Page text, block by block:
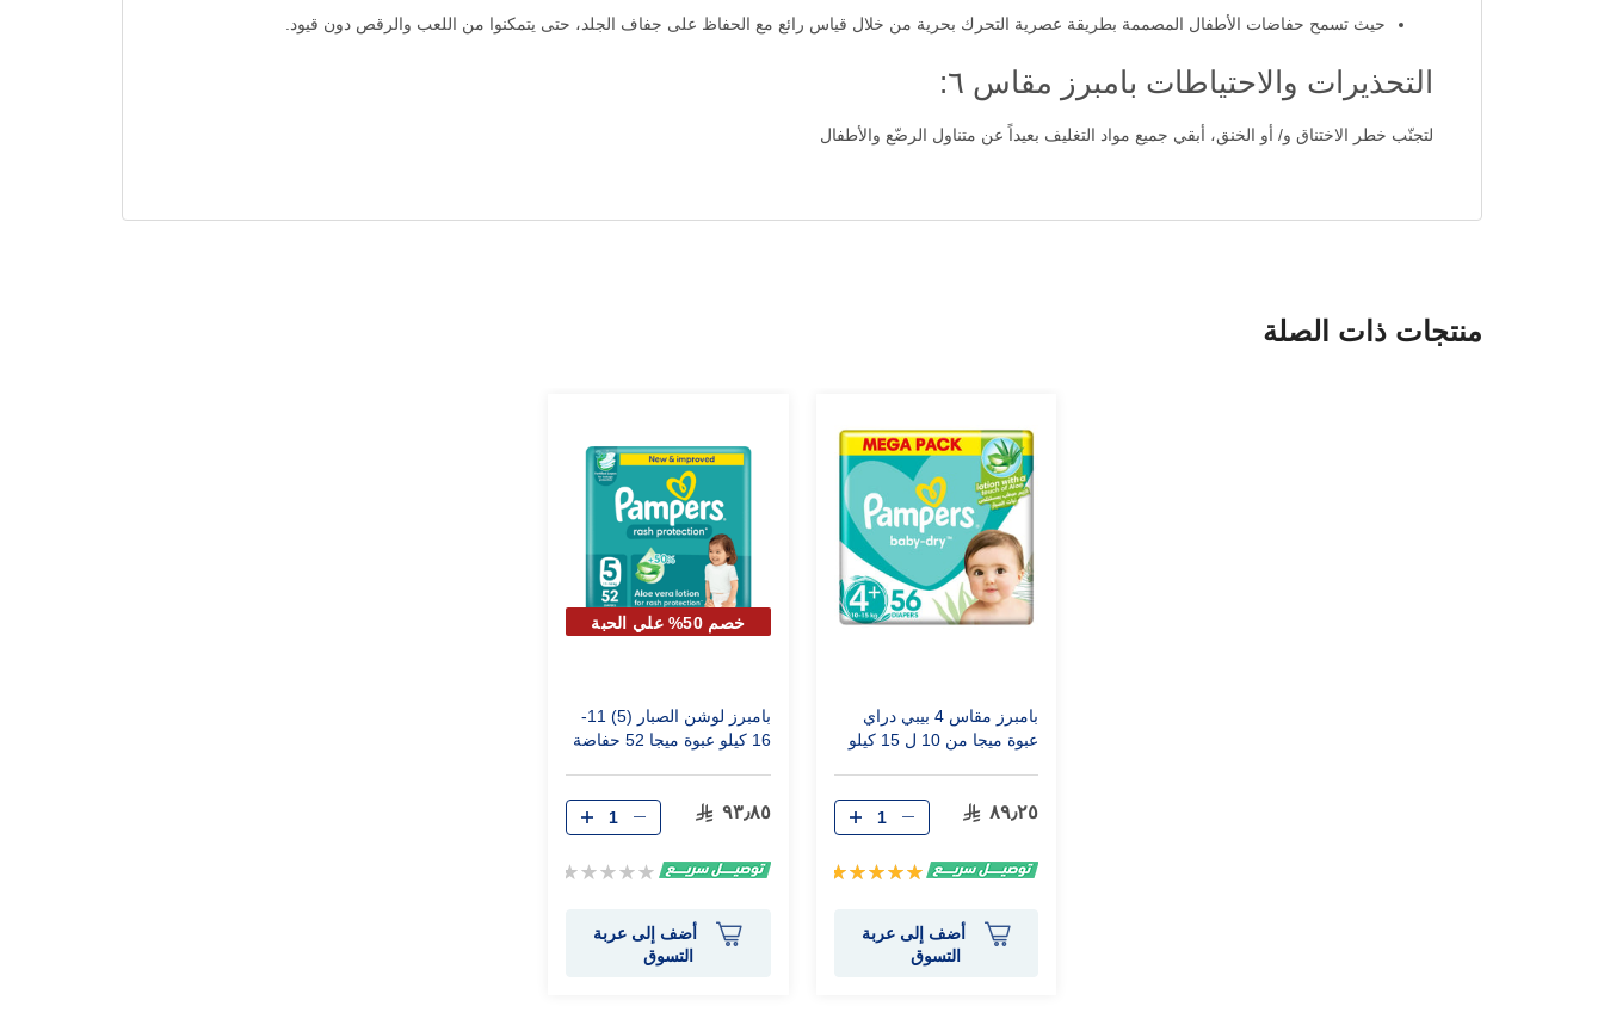
حيث تسمح حفاضات الأطفال المصممة بطريقة عصرية التحرك بحرية من خلال قياس رائع مع الحفاظ على جفاف الجلد، حتى يتمكنوا من اللعب والرقص دون قيود.
التحذيرات والاحتياطات بامبرز مقاس ٦:
لتجنّب خطر الاختناق و/ أو الخنق، أبقي جميع مواد التغليف بعيداً عن متناول الرضّع والأطفال
منتجات ذات الصلة
بامبرز مقاس 4 بيبي دراي
عبوة ميجا من 10 ل 15 كيلو
٨٩٫٢٥
تقييم:
أضف إلى عربة
التسوق
خصم 50% علي الحبة
بامبرز لوشن الصبار (5) 11-
16 كيلو عبوة ميجا 52 حفاضة
٩٣٫٨٥
Rating:
أضف إلى عربة
التسوق